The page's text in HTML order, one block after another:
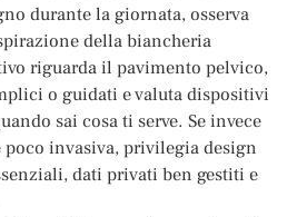
durante la giornata, osserva
della biancheria
riguarda il pavimento pelvico,
o guidati e valuta dispositivi
sai cosa ti serve. Se invece
invasiva, privilegia design
dati privati ben gestiti e